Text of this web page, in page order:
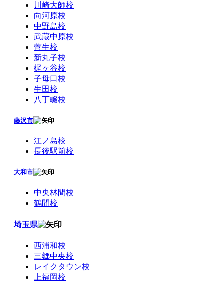
川崎大師校
向河原校
中野島校
武蔵中原校
菅生校
新丸子校
梶ヶ谷校
子母口校
生田校
八丁畷校
藤沢市
江ノ島校
長後駅前校
大和市
中央林間校
鶴間校
埼玉県
西浦和校
三郷中央校
レイクタウン校
上福岡校